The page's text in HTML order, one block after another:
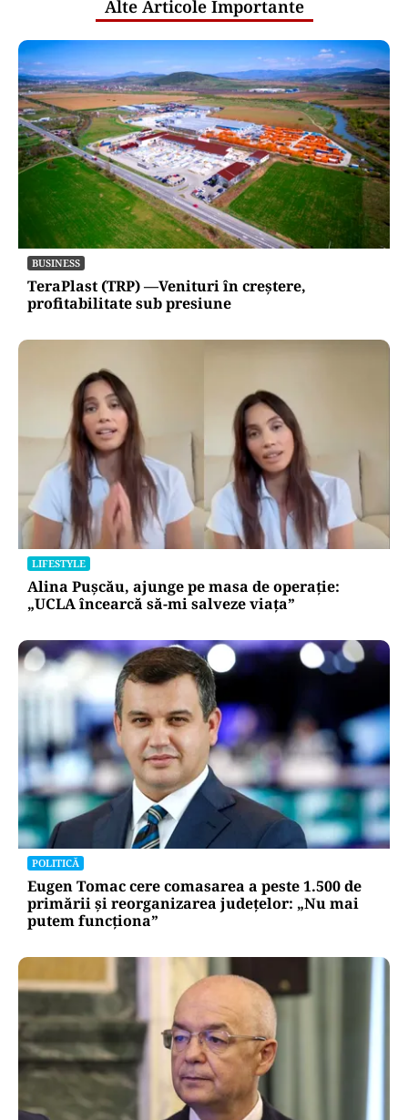
Alte Articole Importante
BUSINESS
TeraPlast (TRP) —Venituri în creștere,
profitabilitate sub presiune
LIFESTYLE
Alina Pușcău, ajunge pe masa de operație:
„UCLA încearcă să-mi salveze viața”
POLITICĂ
Eugen Tomac cere comasarea a peste 1.500 de
primării și reorganizarea județelor: „Nu mai
putem funcționa”